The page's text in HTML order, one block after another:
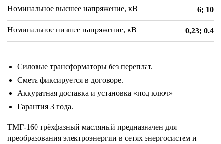
Номинальное высшее напряжение, кВ 6; 10
Номинальное низшее напряжение, кВ 0,23; 0.4
Силовые трансформаторы без переплат.
Смета фиксируется в договоре.
Аккуратная доставка и установка «под ключ»
Гарантия 3 года.
ТМГ-160 трёхфазный масляный предназначен для
преобразования электроэнергии в сетях энергосистем и